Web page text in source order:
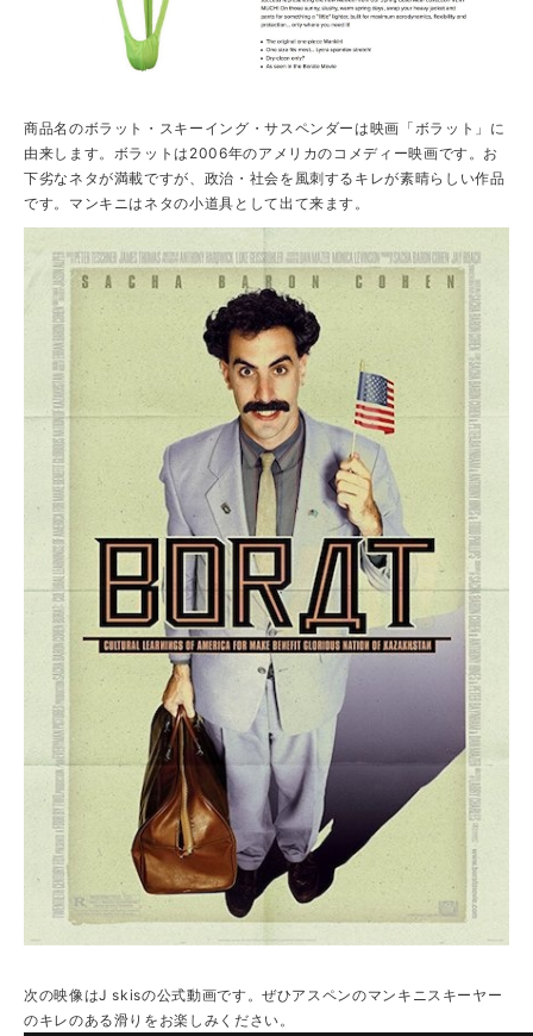
商品名のボラット・スキーイング・サスペンダーは映画「ボラット」に
由来します。ボラットは2006年のアメリカのコメディー映画です。お
下劣なネタが満載ですが、政治・社会を風刺するキレが素晴らしい作品
です。マンキニはネタの小道具として出て来ます。
次の映像はJ skisの公式動画です。ぜひアスペンのマンキニスキーヤー
のキレのある滑りをお楽しみください。